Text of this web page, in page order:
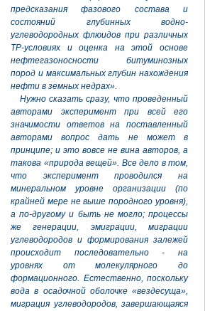
предсказания фазового состава и
состояний глубинных водно-
углеводородных флюидов при различных
ТР-условиях и оценка на этой основе
нефтегазоносности битуминозных
пород и максимальных глубин нахождения
нефти в земных недрах».
Нужно сказать сразу, что проведенный
авторами эксперимент при всей его
значимости ответов на поставленный
авторами вопрос дать не может в
принципе; и это вовсе не вина авторов, а
такова «природа вещей». Все дело в том,
что эксперимент проводился на
минеральном уровне организации (по
крайней мере не выше породного уровня),
а по-другому и быть не могло; процессы
же генерации, эмиграции, миграции
углеводородов и формирования залежей
происходит последовательно - на
уровнях от молекулярного до
формационного. Естественно, поскольку
вода в осадочной оболочке «вездесуща»,
миграция углеводородов, завершающаяся